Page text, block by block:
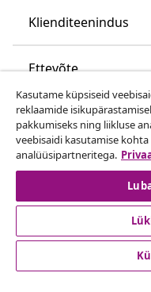
Klienditeenindus
Ettevõte
vidaXL
Vaata rohkem
Kasutame küpsiseid
reklaamide
pakkumiseks ning liikluse
veebisaidi kasutamise
analüüsipartneritega.